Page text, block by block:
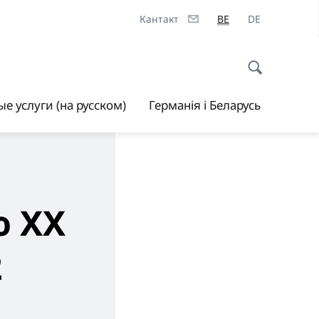
Кантакт BE DE
услуги (на русском) Германія і Беларусь
XX